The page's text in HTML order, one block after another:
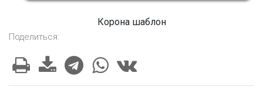
Корона шаблон
Поделиться: